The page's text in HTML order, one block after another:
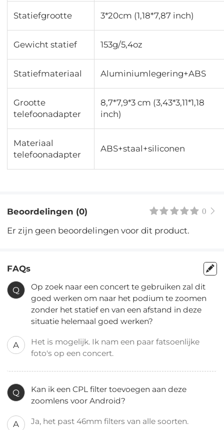
Statiefgrootte 3*20cm (1,18*7,87 inch)
Gewicht statief 153g/5,4oz
Statiefmateriaal Aluminiumlegering+ABS
Grootte
telefoonadapter
8,7*7,9*3 cm (3,43*3,11*1,18
inch)
Materiaal
telefoonadapter
ABS+staal+siliconen
Beoordelingen (0) 0
Er zijn geen beoordelingen voor dit product.
FAQs
Q
Op zoek naar een concert te gebruiken zal dit
goed werken om naar het podium te zoomen
zonder het statief en van een afstand in deze
situatie helemaal goed werken?
A
Het is mogelijk. Ik nam een paar fatsoenlijke
foto's op een concert.
Q
Kan ik een CPL filter toevoegen aan deze
zoomlens voor Android?
A Ja, het past 46mm filters van alle soorten.